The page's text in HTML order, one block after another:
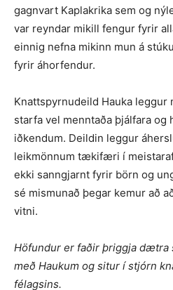
gagnvart Kapla­krika sem og
var reyndar mikill fengur fyrir
einnig nefna mikinn mun á
fyrir áhorfendur.
Knattspyrnudeild Hauka leggur
starfa vel menntaða þjálfara og
iðkendum. Deildin leggur
leikmönnum tækifæri í
ekki sanngjarnt fyrir börn og
sé mismunað þegar kemur að
vitni.
Höfundur er faðir þriggja
með Haukum og situr í stjórn
félagsins.